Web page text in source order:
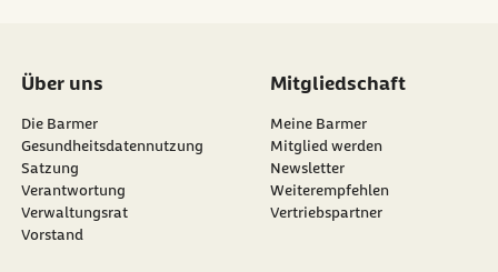
Über uns
Die Barmer
Gesundheitsdatennutzung
Satzung
Verantwortung
Verwaltungsrat
Vorstand
Mitgliedschaft
Meine Barmer
Mitglied werden
Newsletter
externer Link:
Weiterempfehlen
Vertriebspartner